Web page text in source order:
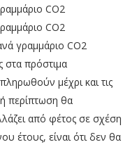
CO2
CO2
γραμμάριο CO2
στα πρόστιμα
μέχρι και τις
περίπτωση θα
από φέτος σε σχέση
έτους, είναι ότι δεν θα